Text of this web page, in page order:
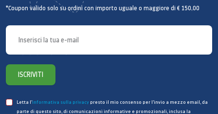
*Coupon valido solo su ordini con importo uguale o maggiore di € 150,00
ISCRIVITI
Letta l’informativa sulla privacy presto il mio consenso per l’invio a mezzo email, da
parte di questo sito, di comunicazioni informative e promozionali, inclusa la